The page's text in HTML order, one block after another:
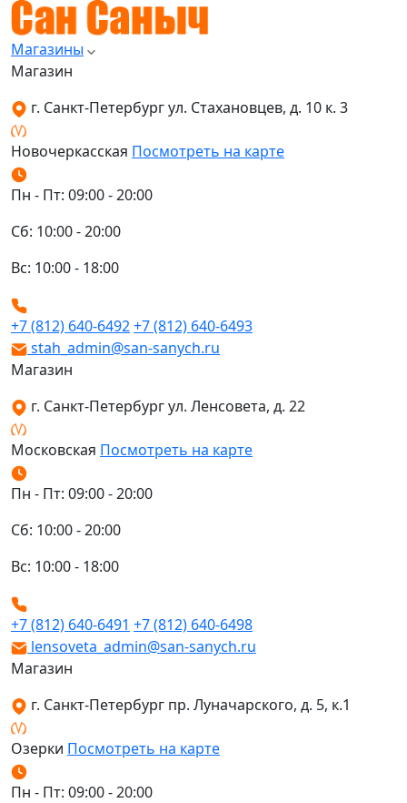
Магазины
Магазин
г. Санкт-Петербург ул. Стахановцев, д. 10 к. 3
Новочеркасская Посмотреть на карте
Пн - Пт: 09:00 - 20:00
Сб: 10:00 - 20:00
Вс: 10:00 - 18:00
+7 (812) 640-6492+7 (812) 640-6493
stah_admin@san-sanych.ru
Магазин
г. Санкт-Петербург ул. Ленсовета, д. 22
Московская Посмотреть на карте
Пн - Пт: 09:00 - 20:00
Сб: 10:00 - 20:00
Вс: 10:00 - 18:00
+7 (812) 640-6491 +7 (812) 640-6498
lensoveta_admin@san-sanych.ru
Магазин
г. Санкт-Петербург пр. Луначарского, д. 5, к.1
Озерки Посмотреть на карте
Пн - Пт: 09:00 - 20:00